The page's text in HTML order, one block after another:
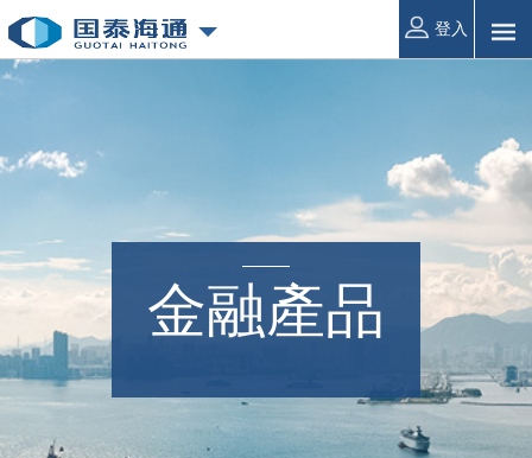
登入
金融產品